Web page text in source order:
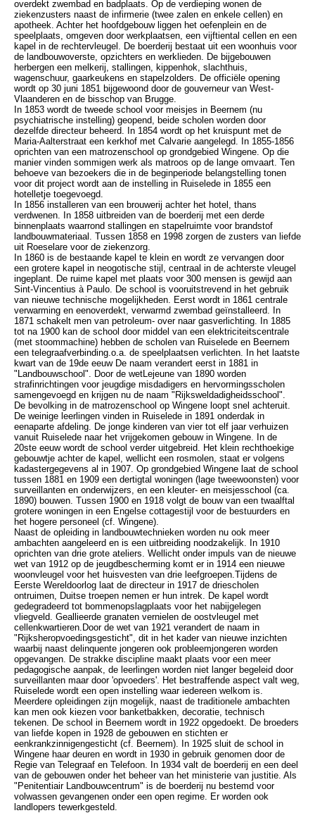
overdekt zwembad en badplaats. Op de verdieping wonen de
ziekenzusters naast de infirmerie (twee zalen en enkele cellen) en
apotheek. Achter het hoofdgebouw liggen het oefenplein en de
speelplaats, omgeven door werkplaatsen, een vijftiental cellen en een
kapel in de rechtervleugel. De boerderij bestaat uit een woonhuis voor
de landbouwoverste, opzichters en werklieden. De bijgebouwen
herbergen een melkerij, stallingen, kippenhok, slachthuis,
wagenschuur, gaarkeukens en stapelzolders. De officiële opening
wordt op 30 juni 1851 bijgewoond door de gouverneur van West-
Vlaanderen en de bisschop van Brugge.
In 1853 wordt de tweede school voor meisjes in Beernem (nu
psychiatrische instelling) geopend, beide scholen worden door
dezelfde directeur beheerd. In 1854 wordt op het kruispunt met de
Maria-Aalterstraat een kerkhof met Calvarie aangelegd. In 1855-1856
oprichten van een matrozenschool op grondgebied Wingene. Op die
manier vinden sommigen werk als matroos op de lange omvaart. Ten
behoeve van bezoekers die in de beginperiode belangstelling tonen
voor dit project wordt aan de instelling in Ruiselede in 1855 een
hotelletje toegevoegd.
In 1856 installeren van een brouwerij achter het hotel, thans
verdwenen. In 1858 uitbreiden van de boerderij met een derde
binnenplaats waarrond stallingen en stapelruimte voor brandstof
landbouwmateriaal. Tussen 1858 en 1998 zorgen de zusters van liefde
uit Roeselare voor de ziekenzorg.
In 1860 is de bestaande kapel te klein en wordt ze vervangen door
een grotere kapel in neogotische stijl, centraal in de achterste vleugel
ingeplant. De ruime kapel met plaats voor 300 mensen is gewijd aan
Sint-Vincentius à Paulo. De school is vooruitstrevend in het gebruik
van nieuwe technische mogelijkheden. Eerst wordt in 1861 centrale
verwarming en eenoverdekt, verwarmd zwembad geïnstalleerd. In
1871 schakelt men van petroleum- over naar gasverlichting. In 1885
tot na 1900 kan de school door middel van een elektriciteitscentrale
(met stoommachine) hebben de scholen van Ruiselede en Beernem
een telegraafverbinding.o.a. de speelplaatsen verlichten. In het laatste
kwart van de 19de eeuw De naam verandert eerst in 1881 in
"Landbouwschool". Door de wetLejeune van 1890 worden
strafinrichtingen voor jeugdige misdadigers en hervormingsscholen
samengevoegd en krijgen nu de naam "Rijksweldadigheidsschool".
De bevolking in de matrozenschool op Wingene loopt snel achteruit.
De weinige leerlingen vinden in Ruiselede in 1891 onderdak in
eenaparte afdeling. De jonge kinderen van vier tot elf jaar verhuizen
vanuit Ruiselede naar het vrijgekomen gebouw in Wingene. In de
20ste eeuw wordt de school verder uitgebreid. Het klein rechthoekige
gebouwtje achter de kapel, wellicht een rosmolen, staat er volgens
kadastergegevens al in 1907. Op grondgebied Wingene laat de school
tussen 1881 en 1909 een dertigtal woningen (lage tweewoonsten) voor
surveillanten en onderwijzers, en een kleuter- en meisjesschool (ca.
1890) bouwen. Tussen 1900 en 1918 volgt de bouw van een twaalftal
grotere woningen in een Engelse cottagestijl voor de bestuurders en
het hogere personeel (cf. Wingene).
Naast de opleiding in landbouwtechnieken worden nu ook meer
ambachten aangeleerd en is een uitbreiding noodzakelijk. In 1910
oprichten van drie grote ateliers. Wellicht onder impuls van de nieuwe
wet van 1912 op de jeugdbescherming komt er in 1914 een nieuwe
woonvleugel voor het huisvesten van drie leefgroepen.Tijdens de
Eerste Wereldoorlog laat de directeur in 1917 de driescholen
ontruimen, Duitse troepen nemen er hun intrek. De kapel wordt
gedegradeerd tot bommenopslagplaats voor het nabijgelegen
vliegveld. Geallieerde granaten vernielen de oostvleugel met
cellenkwartieren.Door de wet van 1921 verandert de naam in
"Rijksheropvoedingsgesticht", dit in het kader van nieuwe inzichten
waarbij naast delinquente jongeren ook probleemjongeren worden
opgevangen. De strakke discipline maakt plaats voor een meer
pedagogische aanpak, de leerlingen worden niet langer begeleid door
surveillanten maar door 'opvoeders'. Het bestraffende aspect valt weg,
Ruiselede wordt een open instelling waar iedereen welkom is.
Meerdere opleidingen zijn mogelijk, naast de traditionele ambachten
kan men ook kiezen voor banketbakken, decoratie, technisch
tekenen. De school in Beernem wordt in 1922 opgedoekt. De broeders
van liefde kopen in 1928 de gebouwen en stichten er
eenkrankzinnigengesticht (cf. Beernem). In 1925 sluit de school in
Wingene haar deuren en wordt in 1930 in gebruik genomen door de
Regie van Telegraaf en Telefoon. In 1934 valt de boerderij en een deel
van de gebouwen onder het beheer van het ministerie van justitie. Als
"Penitentiair Landbouwcentrum" is de boerderij nu bestemd voor
volwassen gevangenen onder een open regime. Er worden ook
landlopers tewerkgesteld.